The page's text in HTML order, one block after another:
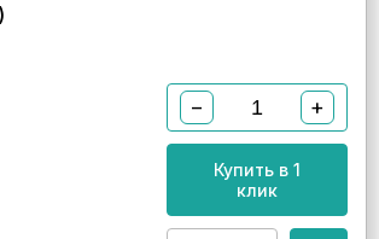
− +
Купить в 1
клик